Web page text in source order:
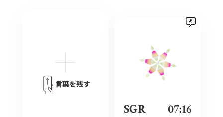
言葉を残す
SGR 07:16